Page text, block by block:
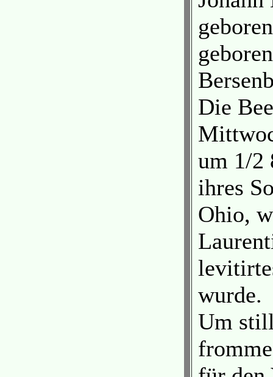
Die
um 1/2
ihres
Ohio,
wurde.
Um